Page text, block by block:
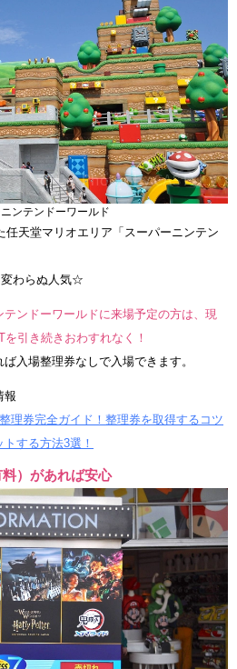
ンテンドーワールド
任天堂マリオエリア「スーパーニンテン
変わらぬ人気☆
ンドーワールドに来場予定の方は、現
引き続きおわすれなく！
入場整理券なしで入場できます。
報
理券完全ガイド！整理券を取得するコツ
する方法3選！
）があれば安心